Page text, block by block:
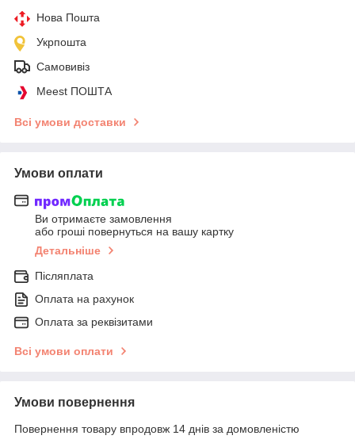
Нова Пошта
Укрпошта
Самовивіз
Meest ПОШТА
Всі умови доставки
Умови оплати
Ви отримаєте замовлення
або гроші повернуться на вашу картку
Детальніше
Післяплата
Оплата на рахунок
Оплата за реквізитами
Всі умови оплати
Умови повернення
Повернення товару впродовж 14 днів за домовленістю